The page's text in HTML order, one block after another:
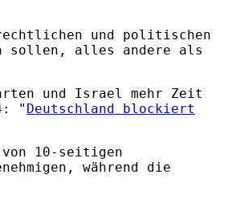
und politischen
sollen, alles andere als
und Israel mehr Zeit
" Deutschland blockiert
10-seitigen
während die